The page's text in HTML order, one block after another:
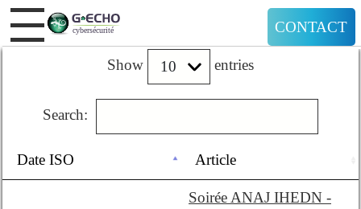
CONTACT
Show entries
Search:
Date ISO Article
Soirée ANAJ IHEDN -